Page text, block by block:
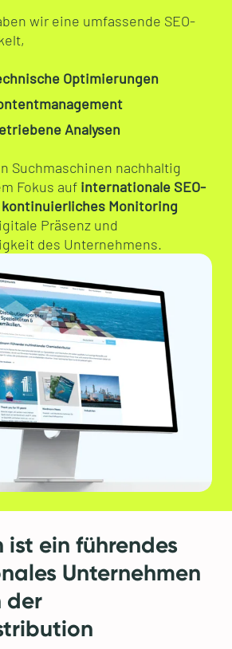
wir eine umfassende SEO-
Optimierungen
Analysen
Suchmaschinen nachhaltig
Fokus auf internationale SEO-
kontinuierliches Monitoring
Präsenz und
des Unternehmens.
ist ein führendes
Unternehmen
der